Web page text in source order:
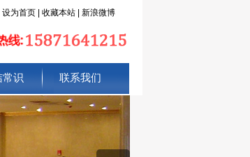
设为首页| 收藏本站| 新浪微博
常识 联系我们